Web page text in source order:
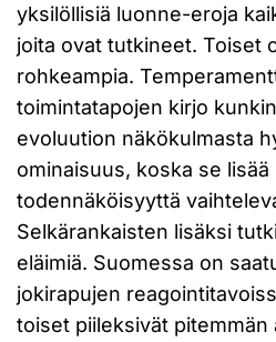
yksilöllisiä luonne-eroja
joita ovat tutkineet. Toiset
rohkeampia.
toimintatapojen kirjo
evoluution näkökulmasta
ominaisuus, koska se lisää
todennäköisyyttä
Selkärankaisten lisäksi
eläimiä. Suomessa on
jokirapujen
toiset piileksivät pitemmän